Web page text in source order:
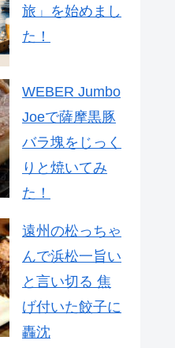
旅」を始めまし
た！
WEBER Jumbo
Joeで薩摩黒豚
バラ塊をじっく
りと焼いてみ
た！
遠州の松っちゃ
んで浜松一旨い
と言い切る 焦
げ付いた餃子に
轟沈